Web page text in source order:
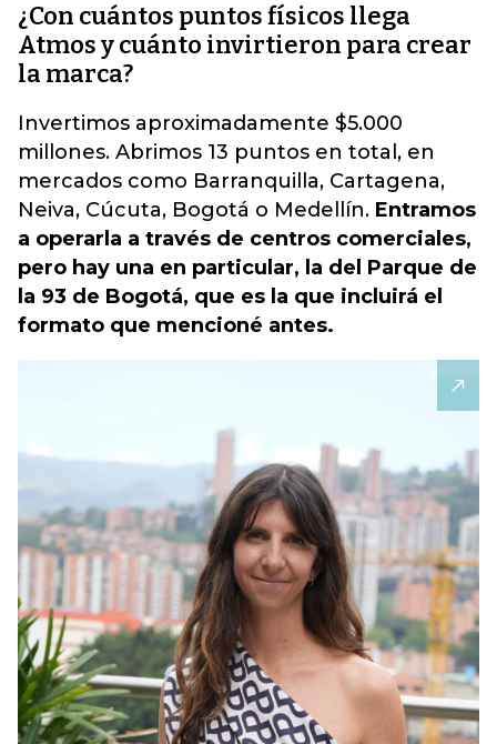
¿Con cuántos puntos físicos llega
Atmos y cuánto invirtieron para crear
la marca?
Invertimos aproximadamente $5.000
millones. Abrimos 13 puntos en total, en
mercados como Barranquilla, Cartagena,
Neiva, Cúcuta, Bogotá o Medellín. Entramos
a operarla a través de centros comerciales,
pero hay una en particular, la del Parque de
la 93 de Bogotá, que es la que incluirá el
formato que mencioné antes.